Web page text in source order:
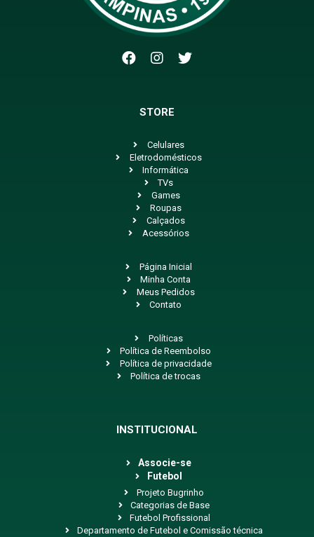
STORE
Celulares
Eletrodomésticos
Informática
TVs
Games
Roupas
Calçados
Acessórios
Página Inicial
Minha Conta
Meus Pedidos
Contato
Políticas
Política de Reembolso
Política de privacidade
Política de trocas
INSTITUCIONAL
Associe-se
Futebol
Projeto Bugrinho
Categorias de Base
Futebol Profissional
Departamento de Futebol e Comissão técnica